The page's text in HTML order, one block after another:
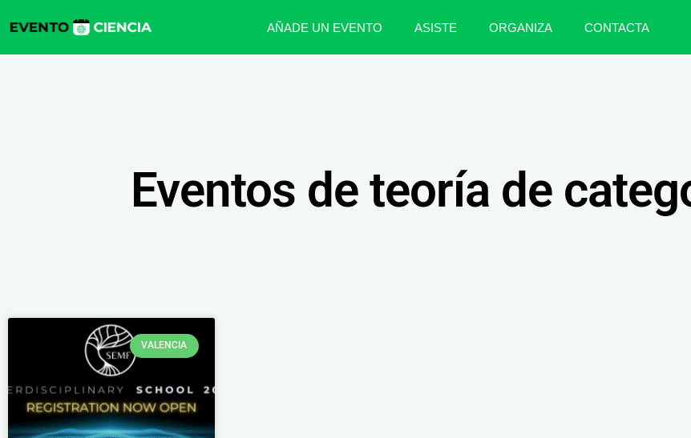
AÑADE UN EVENTO ASISTE ORGANIZA CONTACTA
Eventos de teoría de
VALENCIA